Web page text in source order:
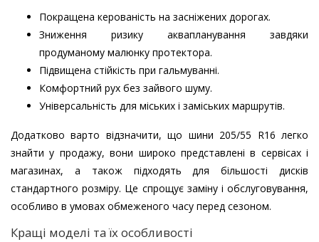
Покращена керованість на засніжених дорогах.
Зниження ризику аквапланування завдяки
продуманому малюнку протектора.
Підвищена стійкість при гальмуванні.
Комфортний рух без зайвого шуму.
Універсальність для міських і заміських маршрутів.
Додатково варто відзначити, що шини 205/55 R16 легко
знайти у продажу, вони широко представлені в сервісах і
магазинах, а також підходять для більшості дисків
стандартного розміру. Це спрощує заміну і обслуговування,
особливо в умовах обмеженого часу перед сезоном.
Кращі моделі та їх особливості